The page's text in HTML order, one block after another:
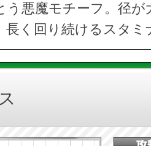
う悪魔モチーフ。径
長く回り続けるスタミ